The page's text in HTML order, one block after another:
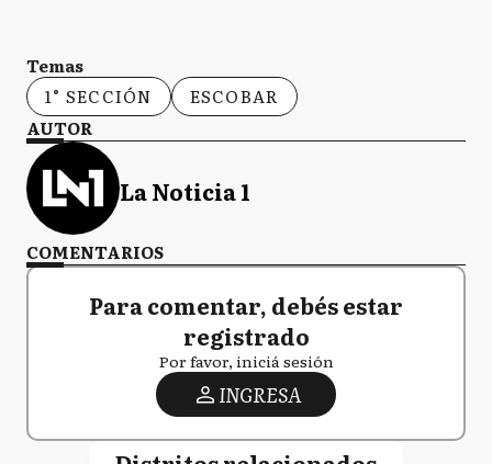
Temas
1° SECCIÓN
ESCOBAR
AUTOR
La Noticia 1
COMENTARIOS
Para comentar, debés estar
registrado
Por favor, iniciá sesión
INGRESA